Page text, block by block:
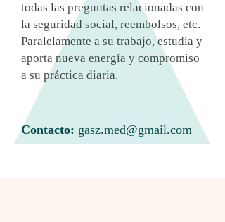
todas las preguntas relacionadas con
la seguridad social, reembolsos, etc.
Paralelamente a su trabajo, estudia y
aporta nueva energía y compromiso
a su práctica diaria.
Contacto: gasz.med@gmail.com